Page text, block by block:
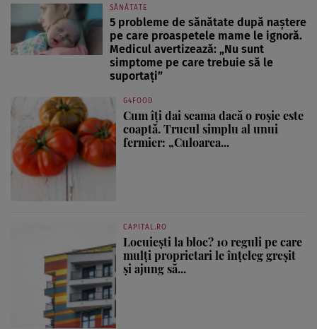
SĂNĂTATE
5 probleme de sănătate după naștere
pe care proaspetele mame le ignoră.
Medicul avertizează: „Nu sunt
simptome pe care trebuie să le
suportați”
G4FOOD
Cum îți dai seama dacă o roșie este
coaptă. Trucul simplu al unui
fermier: „Culoarea...
CAPITAL.RO
Locuiești la bloc? 10 reguli pe care
mulți proprietari le înțeleg greșit
și ajung să...